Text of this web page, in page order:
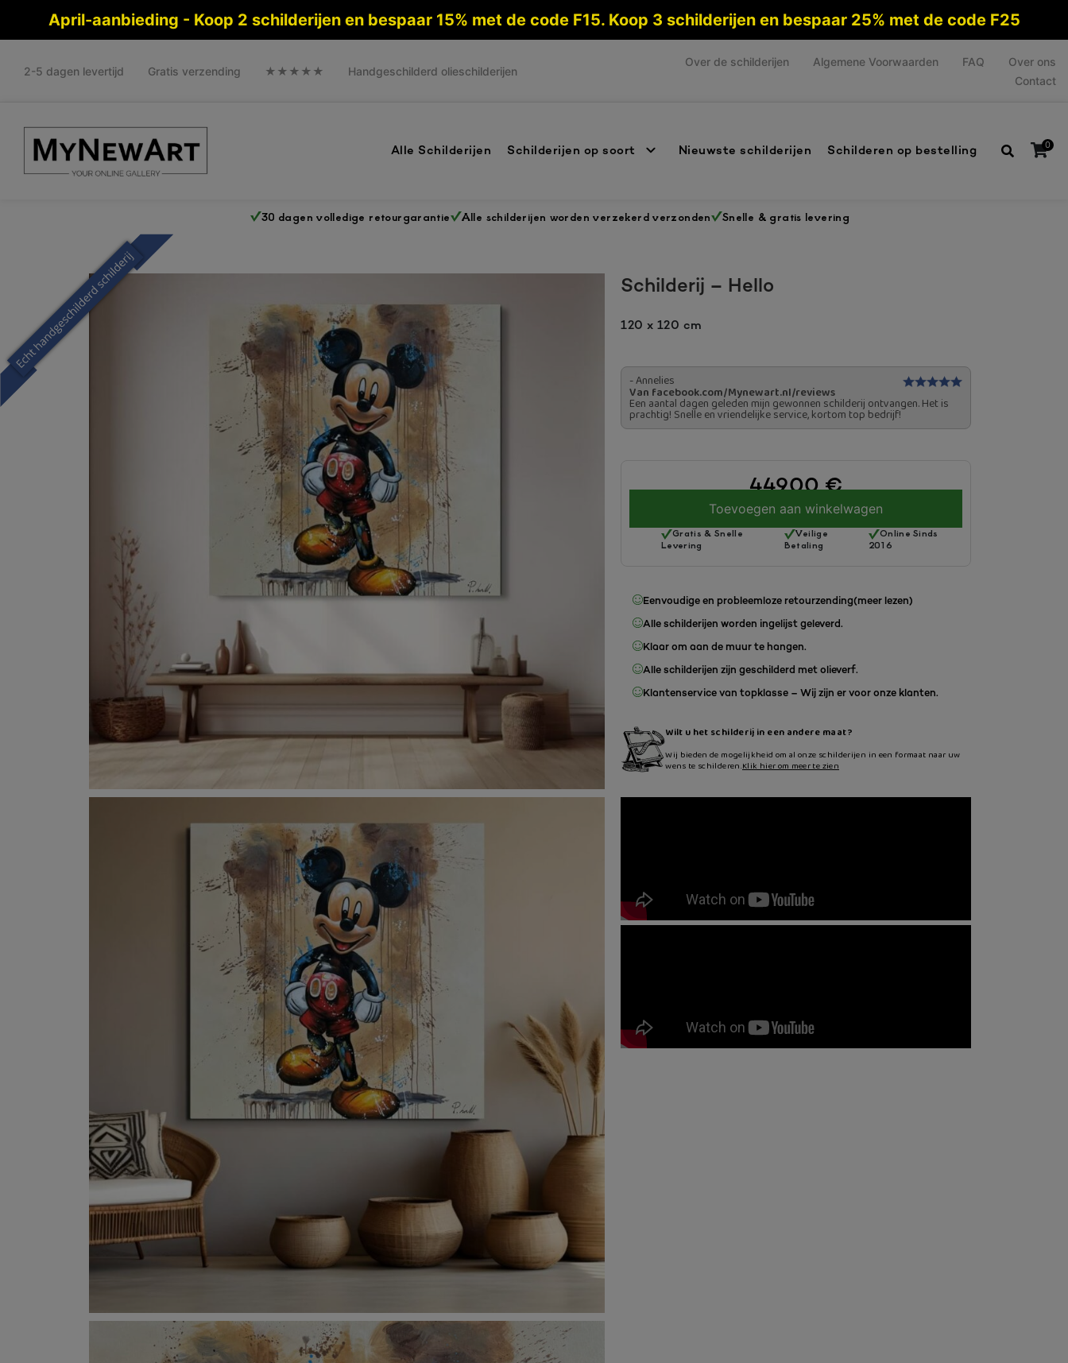
April-aanbieding - Koop 2 schilderijen en bespaar 15% met de code F15. Koop 3 schilderijen en bespaar 25% met de code F25
2-5 dagen levertijd Gratis verzending ★★★★★ Handgeschilderd olieschilderijen
Over de schilderijen Algemene Voorwaarden FAQ
Over ons
Contact
Alle Schilderijen Schilderijen op soort Nieuwste schilderijen Schilderen op bestelling 0
30 dagen volledige retourgarantie Alle schilderijen worden verzekerd verzonden Snelle & gratis levering
Schilderij – Hello
120 x 120 cm
- Annelies
Van facebook.com/Mynewart.nl/reviews
Een aantal dagen geleden mijn gewonnen schilderij ontvangen. Het is
prachtig! Snelle en vriendelijke service, kortom top bedrijf!
449.00€
Toevoegen aan winkelwagen
Gratis & Snelle
Levering
Veilige
Betaling
Online Sinds
2016
Eenvoudige en probleemloze retourzending(meer lezen)
Alle schilderijen worden ingelijst geleverd.
Klaar om aan de muur te hangen.
Alle schilderijen zijn geschilderd met olieverf.
Klantenservice van topklasse – Wij zijn er voor onze klanten.
Wilt u het schilderij in een andere maat?
Wij bieden de mogelijkheid om al onze schilderijen in een formaat naar uw
wens te schilderen.Klik hier om meer te zien